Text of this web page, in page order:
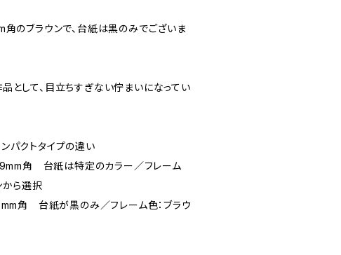
のブラウンで、台紙は黒のみでございま
として、目立ちすぎない佇まいになってい
パクトタイプの違い
角 台紙は特定のカラー／フレーム
から選択
角 台紙が黒のみ／フレーム色：ブラウ